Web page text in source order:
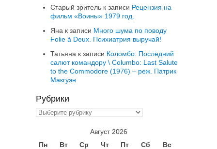
Старый зритель к записи Рецензия на
фильм «Воины» 1979 год.
Яна к записи Много шума по поводу
Folie à Deux. Психиатрия выручай!
Татьяна к записи Коломбо: Последний
салют командору \ Columbo: Last Salute
to the Commodore (1976) – реж. Патрик
Макгуэн
Рубрики
Рубрики
Август 2026
Пн
Вт Ср Чт Пт Сб Вс